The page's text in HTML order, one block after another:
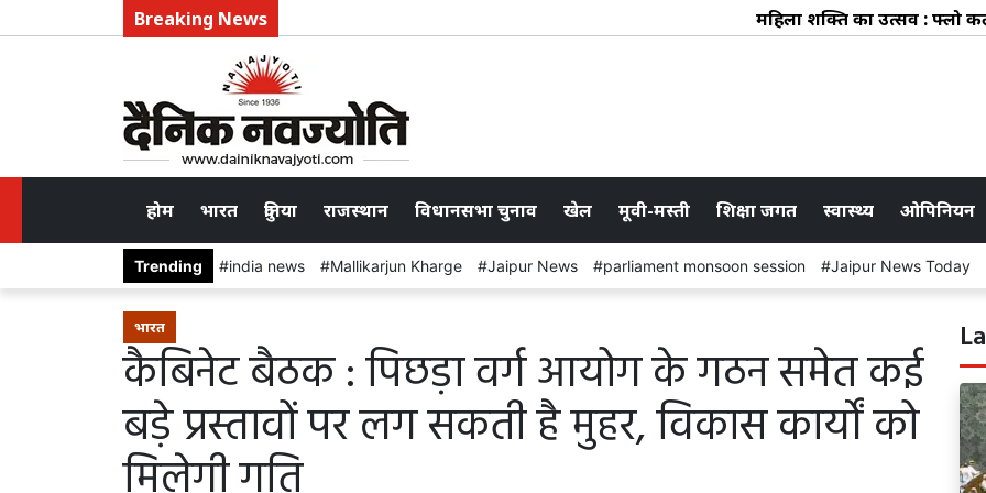
Breaking News महिला शक्ति का उत्सव : फ्लो
होम भारत दुनिया राजस्थान विधानसभा चुनाव खेल मूवी-मस्ती शिक्षा जगत स्वास्थ्य ओपिनियन
Trending india news Mallikarjun Kharge Jaipur News parliament monsoon session Jaipur News Today
भारत
कैबिनेट बैठक : पिछड़ा वर्ग आयोग के गठन समेत कई
बड़े प्रस्तावों पर लग सकती है मुहर, विकास कार्यों को